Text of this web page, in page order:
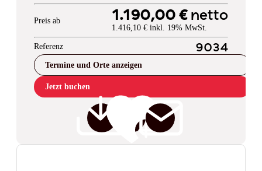
Preis ab 1.190,00 € netto
1.416,10 € inkl. 19% MwSt.
Referenz 9034
Termine und Orte anzeigen
Jetzt buchen